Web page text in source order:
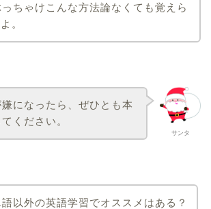
っちゃけこんな方法論なくても覚えら
。
サンタ
になったら、ぜひとも本
ください。
以外の英語学習でオススメはある？